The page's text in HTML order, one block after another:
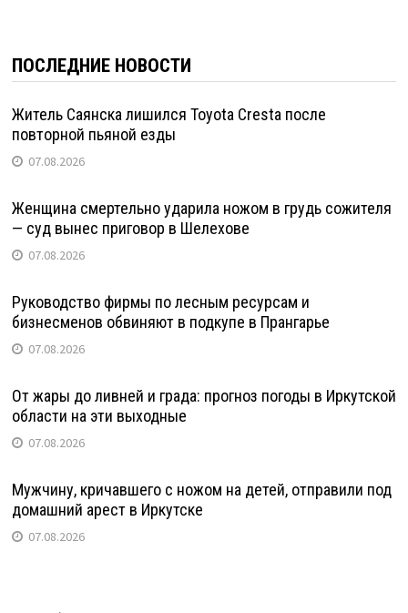
ПОСЛЕДНИЕ НОВОСТИ
Житель Саянска лишился Toyota Cresta после
повторной пьяной езды
07.08.2026
Женщина смертельно ударила ножом в грудь сожителя
— суд вынес приговор в Шелехове
07.08.2026
Руководство фирмы по лесным ресурсам и
бизнесменов обвиняют в подкупе в Прангарье
07.08.2026
От жары до ливней и града: прогноз погоды в Иркутской
области на эти выходные
07.08.2026
Мужчину, кричавшего с ножом на детей, отправили под
домашний арест в Иркутске
07.08.2026